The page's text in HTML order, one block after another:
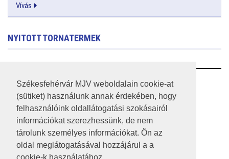
Székesfehérvár MJV weboldalain cookie-at
(sütiket) használunk annak érdekében, hogy
felhasználóink oldallátogatási szokásairól
információkat szerezhessünk, de nem
tárolunk személyes információkat. Ön az
oldal meglátogatásával hozzájárul a a
Vívás
NYITOTT TORNATERMEK
RSS
A HONLAP 2017.03.31-I ÁLLAPOTA
JOGI NYILATKOZAT
IMPRESSZUM